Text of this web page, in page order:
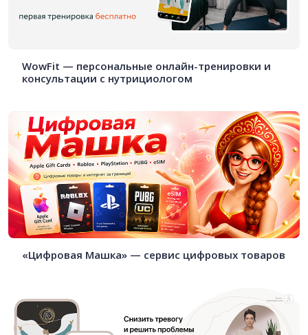
WowFit — персональные онлайн-тренировки и
консультации с нутрициологом
«Цифровая Машка» — сервис цифровых товаров